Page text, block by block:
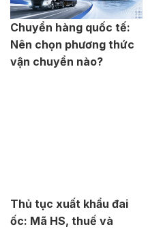
Chuyển hàng quốc tế:
Nên chọn phương thức
vận chuyển nào?
Thủ tục xuất khẩu đai
ốc: Mã HS, thuế và